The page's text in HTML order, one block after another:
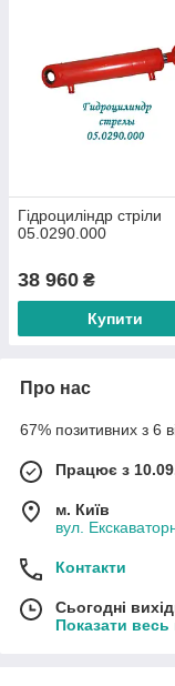
Гідроциліндр стріли
05.0290.000
38 960 ₴
Купити
Про нас
67% позитивних з 6
Працює з
м. Київ
вул.
Контакти
Сьогодні
Показати весь